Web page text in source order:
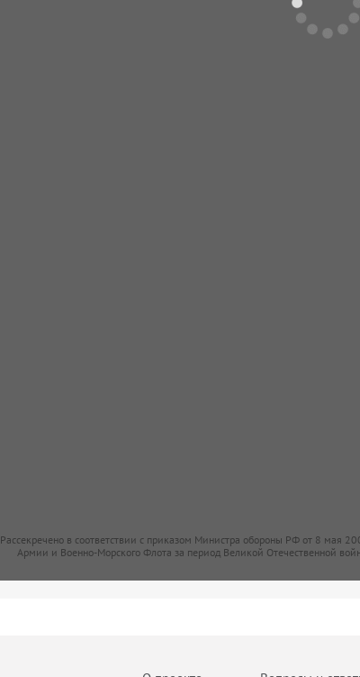
Рассекречено в соответствии с приказом Министра обороны РФ от 8 мая
Армии и Военно-Морского Флота за период Великой Отечественной